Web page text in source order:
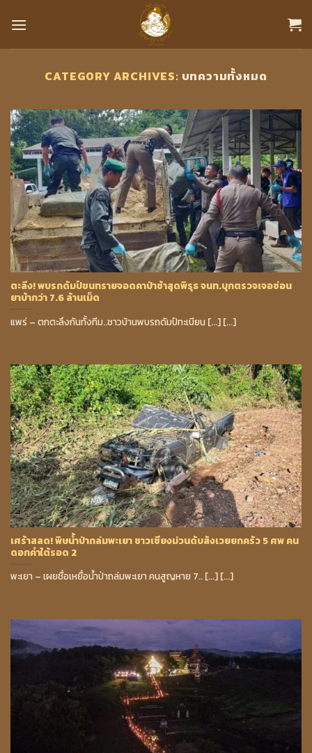
CATEGORY ARCHIVES: บทความทั้งหมด
ตะลึง! พบรถดัมป์ขนทรายจอดคาป่าช้าสุดพิรุธ จนท.บุกตรวจเจอซ่อน
ยาบ้ากว่า 7.6 ล้านเม็ด
แพร่ – ตกตะลึงกันทั้งทีม..ชาวบ้านพบรถดัมป์ทะเบียน [...] [...]
เศร้าสลด! พิษน้ำป่าถล่มพะเยา ชาวเชียงม่วนดับสังเวยยกครัว 5 ศพ คน
ดอกคำใต้รอด 2
พะเยา – เผยชื่อเหยื่อน้ำป่าถล่มพะเยา คนสูญหาย 7.. [...] [...]